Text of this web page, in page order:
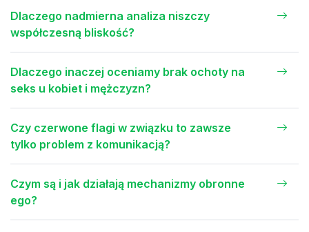
Dlaczego nadmierna analiza niszczy
współczesną bliskość?
Dlaczego inaczej oceniamy brak ochoty na
seks u kobiet i mężczyzn?
Czy czerwone flagi w związku to zawsze
tylko problem z komunikacją?
Czym są i jak działają mechanizmy obronne
ego?